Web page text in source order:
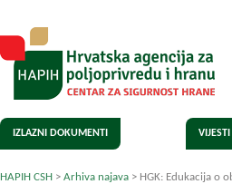
IZLAZNI DOKUMENTI VIJESTI
HAPIH CSH > Arhiva najava > HGK: Edukacija o